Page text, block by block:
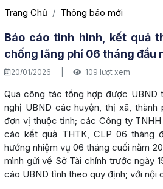
Trang Chủ Thông báo mới
Báo cáo tình hình, kết quả
chống lãng phí 06 tháng đầu
20/01/2026 109 lượt xem
Qua công tác tổng hợp được UBND
nghị UBND các huyện, thị xã, thành
đơn vị thuộc tỉnh; các Công ty
cáo kết quả THTK, CLP 06 tháng
hướng nhiệm vụ 06 tháng cuối năm
mình gửi về Sở Tài chính trước ngày
cáo UBND tỉnh theo quy định; với nội